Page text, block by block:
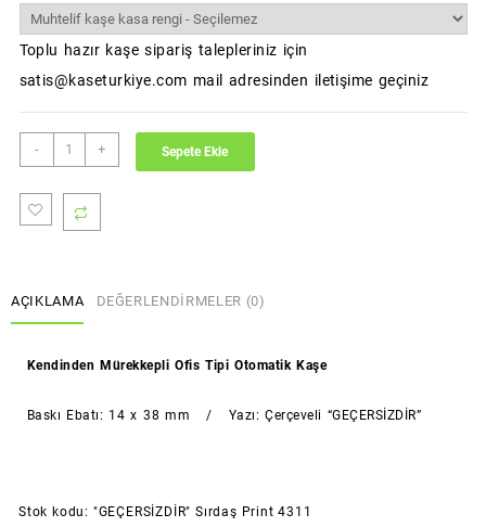
Toplu hazır kaşe sipariş talepleriniz için
satis@kaseturkiye.com mail adresinden iletişime geçiniz
-
GEÇERSİZDİR
Kaşesi
Boy)
(Sırdaş)
+ Sepete Ekle
AÇIKLAMA DEĞERLENDIRMELER (0)
Kendinden Mürekkepli Ofis Tipi Otomatik Kaşe
Baskı Ebatı: 14 x 38 mm / Yazı: Çerçeveli “GEÇERSİZDİR”
Stok kodu: "GEÇERSİZDİR" Sırdaş Print 4311